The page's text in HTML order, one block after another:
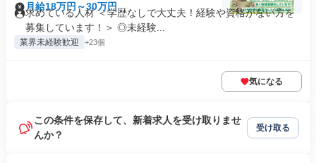
月給18万円～30万円
求めている人材 ＜学歴なしで大丈夫！経験や資格がない方を
募集しています！＞ ◎未経験...
業界未経験歓迎 +23個
気になる
この条件を保存して、新着求人を受け取りませ
んか？
受け取る